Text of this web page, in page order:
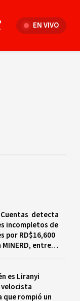
EN VIVO
Cuentas detecta
incompletos de
por RD$16,600
entre
es Liranyi
velocista
que rompió un